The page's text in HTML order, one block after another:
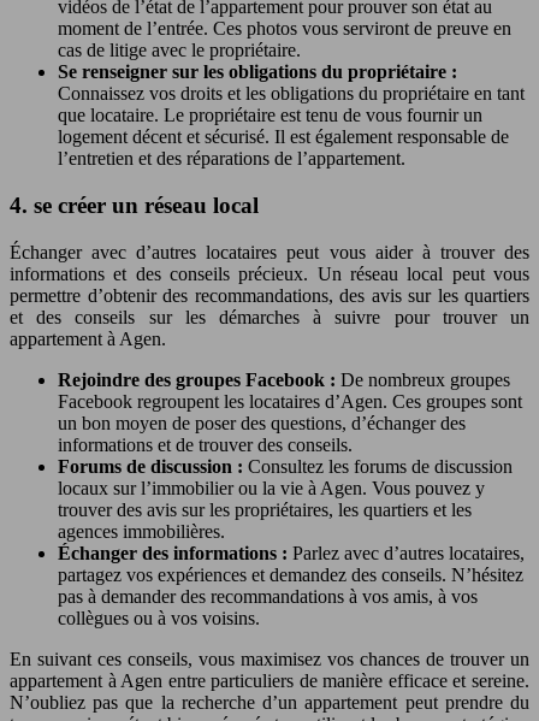
vidéos de l’état de l’appartement pour prouver son état au
moment de l’entrée. Ces photos vous serviront de preuve en
cas de litige avec le propriétaire.
Se renseigner sur les obligations du propriétaire :
Connaissez vos droits et les obligations du propriétaire en tant
que locataire. Le propriétaire est tenu de vous fournir un
logement décent et sécurisé. Il est également responsable de
l’entretien et des réparations de l’appartement.
4. se créer un réseau local
Échanger avec d’autres locataires peut vous aider à trouver des
informations et des conseils précieux. Un réseau local peut vous
permettre d’obtenir des recommandations, des avis sur les quartiers
et des conseils sur les démarches à suivre pour trouver un
appartement à Agen.
Rejoindre des groupes Facebook : De nombreux groupes
Facebook regroupent les locataires d’Agen. Ces groupes sont
un bon moyen de poser des questions, d’échanger des
informations et de trouver des conseils.
Forums de discussion : Consultez les forums de discussion
locaux sur l’immobilier ou la vie à Agen. Vous pouvez y
trouver des avis sur les propriétaires, les quartiers et les
agences immobilières.
Échanger des informations : Parlez avec d’autres locataires,
partagez vos expériences et demandez des conseils. N’hésitez
pas à demander des recommandations à vos amis, à vos
collègues ou à vos voisins.
En suivant ces conseils, vous maximisez vos chances de trouver un
appartement à Agen entre particuliers de manière efficace et sereine.
N’oubliez pas que la recherche d’un appartement peut prendre du